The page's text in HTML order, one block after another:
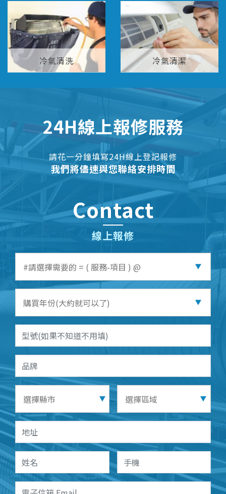
冷氣清洗 冷氣清潔
24H線上報修服務
請花一分鐘填寫24H線上登記報修
我們將儘速與您聯絡安排時間
Contact
線上報修